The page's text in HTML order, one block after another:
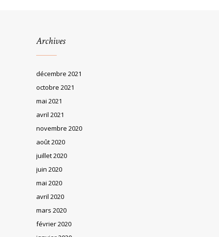
Archives
décembre 2021
octobre 2021
mai 2021
avril 2021
novembre 2020
août 2020
juillet 2020
juin 2020
mai 2020
avril 2020
mars 2020
février 2020